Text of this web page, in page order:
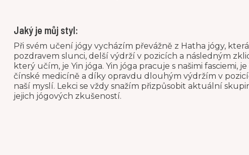
Jaký je můj styl:
Při svém učení jógy vycházím převážně z Hatha jógy,
pozdravem slunci, delší výdrží v pozicích a následným
který učím, je Yin jóga. Yin jóga pracuje s našimi fasciemi,
čínské medicíně a díky opravdu dlouhým výdržím v
naší myslí. Lekci se vždy snažím přizpůsobit aktuální
jejich jógových zkušeností.